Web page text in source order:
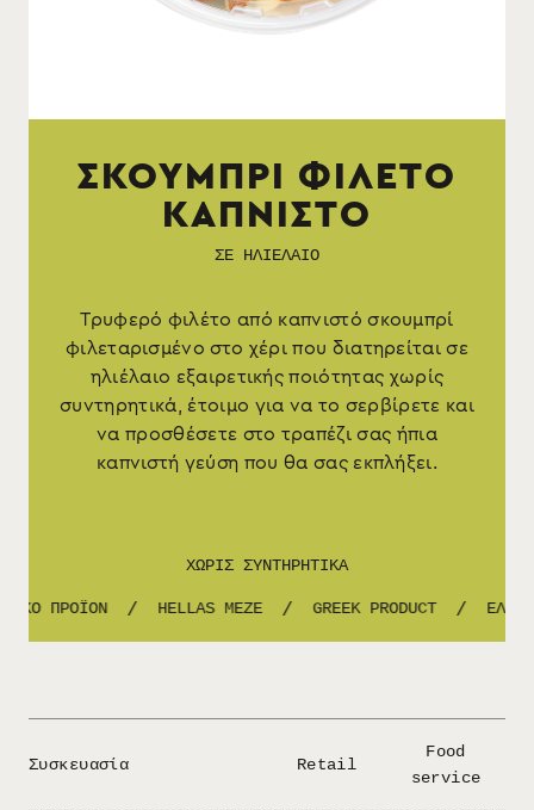
ΣΚΟΥΜΠΡΙ ΦΙΛΕΤΟ
ΚΑΠΝΙΣΤΟ
ΣΕ ΗΛΙΕΛΑΙΟ
Τρυφερό φιλέτο από καπνιστό σκουμπρί
φιλεταρισμένο στο χέρι που διατηρείται σε
ηλιέλαιο εξαιρετικής ποιότητας χωρίς
συντηρητικά, έτοιμο για να το σερβίρετε και
να προσθέσετε στο τραπέζι σας ήπια
καπνιστή γεύση που θα σας εκπλήξει.
ΧΩΡΙΣ ΣΥΝΤΗΡΗΤΙΚΑ
ΠΡΟΪΟΝ / HELLAS MEZE / GREEK PRODUCT /
Συσκευασία Retail
Food
service